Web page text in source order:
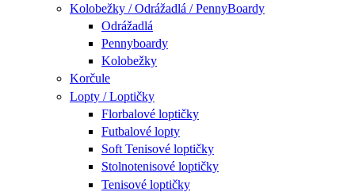
Kolobežky / Odrážadlá / PennyBoardy
Odrážadlá
Pennyboardy
Kolobežky
Korčule
Lopty / Loptičky
Florbalové loptičky
Futbalové lopty
Soft Tenisové loptičky
Stolnotenisové loptičky
Tenisové loptičky